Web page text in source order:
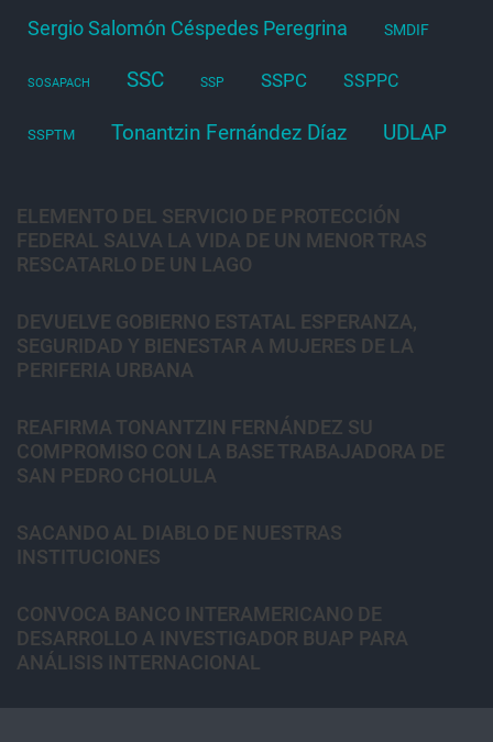
Sergio Salomón Céspedes Peregrina SMDIF
SOSAPACH SSC SSP SSPC SSPPC
SSPTM Tonantzin Fernández Díaz UDLAP
ELEMENTO DEL SERVICIO DE PROTECCIÓN
FEDERAL SALVA LA VIDA DE UN MENOR TRAS
RESCATARLO DE UN LAGO
DEVUELVE GOBIERNO ESTATAL ESPERANZA,
SEGURIDAD Y BIENESTAR A MUJERES DE LA
PERIFERIA URBANA
REAFIRMA TONANTZIN FERNÁNDEZ SU
COMPROMISO CON LA BASE TRABAJADORA DE
SAN PEDRO CHOLULA
SACANDO AL DIABLO DE NUESTRAS
INSTITUCIONES
CONVOCA BANCO INTERAMERICANO DE
DESARROLLO A INVESTIGADOR BUAP PARA
ANÁLISIS INTERNACIONAL